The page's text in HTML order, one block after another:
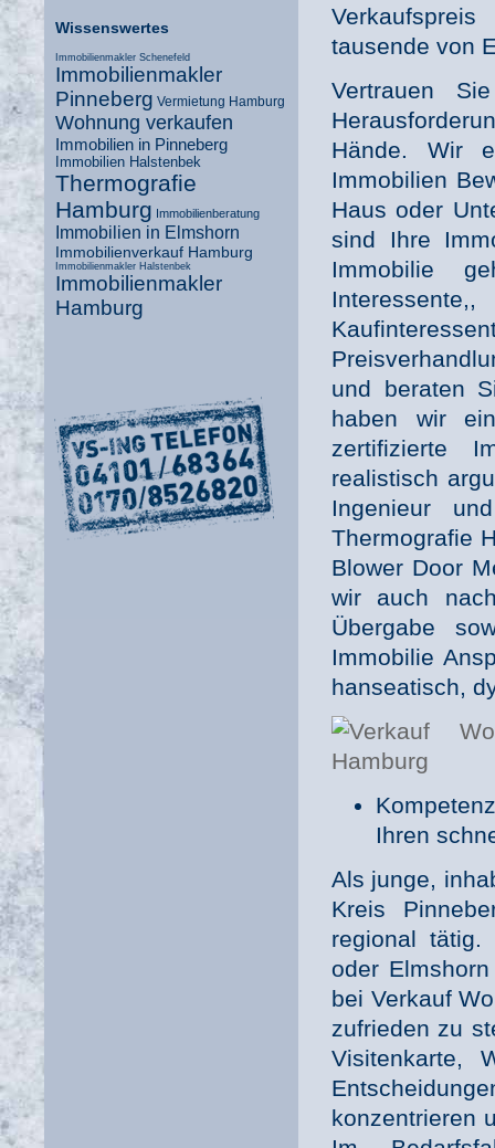
tausende von
Vertrauen
Hände. Wir
Immobilien
Haus oder
sind Ihre
Immobilie
und beraten
haben wir
zertifizierte
realistisch
Ingenieur
Thermografie
Blower Door
wir auch
Übergabe
Immobilie
hanseatisch,
Ihren
Als junge,
Kreis
regional tätig.
oder
bei Verkauf
zufrieden zu
Visitenkarte,
konzentrieren
Wissenswertes
Immobilienmakler Schenefeld
Immobilienmakler
Pinneberg Vermietung Hamburg
Wohnung verkaufen
Immobilien in Pinneberg
Immobilien Halstenbek
Thermografie
Hamburg Immobilienberatung
Immobilien in Elmshorn
Immobilienverkauf Hamburg
Immobilienmakler Halstenbek
Immobilienmakler
Hamburg